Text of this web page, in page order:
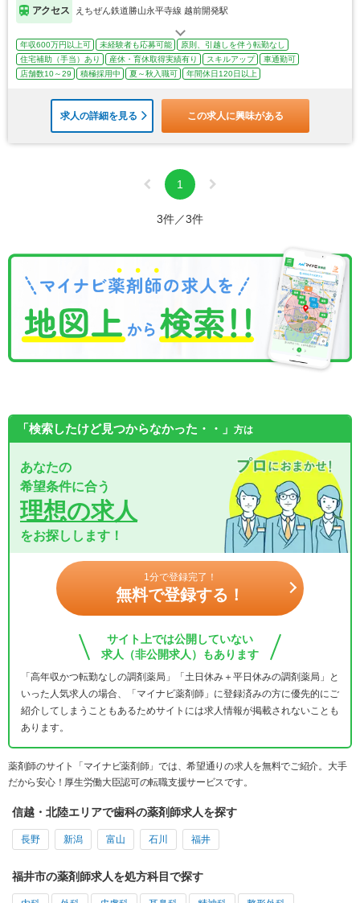
アクセス えちぜん鉄道勝山永平寺線 越前開発駅
年収600万円以上可 未経験者も応募可能
原則、引越しを伴う転勤なし
住宅補助（手当）あり
産休・育休取得実績有り スキルアップ
車通勤可
店舗数10～29
積極採用中 夏～秋入職可 年間休日120日以上
求人の詳細を見る この求人に興味がある
1
3件／3件
「検索したけど見つからなかった・・」 方は
あなたの
希望条件に合う
理想の求人
をお探しします！
1分で登録完了！
無料で登録する！
サイト上では公開していない
求人（非公開求人）もあります
「高年収かつ転勤なしの調剤薬局」「土日休み＋平日休みの調剤薬局」と
いった人気求人の場合、「マイナビ薬剤師」に登録済みの方に優先的にご
紹介してしまうこともあるためサイトには求人情報が掲載されないことも
あります。
薬剤師のサイト「マイナビ薬剤師」では、希望通りの求人を無料でご紹介。大手
だから安心！厚生労働大臣認可の転職支援サービスです。
信越・北陸エリアで歯科の薬剤師求人を探す
長野 新潟 富山 石川 福井
福井市の薬剤師求人を処方科目で探す